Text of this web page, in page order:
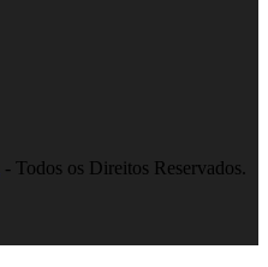
- Todos os Direitos Reservados.